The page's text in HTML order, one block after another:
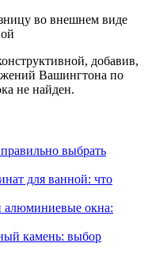
во внешнем виде
добавив,
Вашингтона по
не найден.
выбрать
для ванной: что
алюминиевые окна:
камень: выбор